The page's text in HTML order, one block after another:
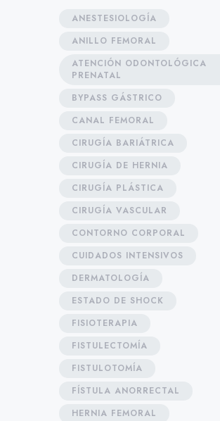
ANESTESIOLOGÍA
ANILLO FEMORAL
ATENCIÓN ODONTOLÓGICA
PRENATAL
BYPASS GÁSTRICO
CANAL FEMORAL
CIRUGÍA BARIÁTRICA
CIRUGÍA DE HERNIA
CIRUGÍA PLÁSTICA
CIRUGÍA VASCULAR
CONTORNO CORPORAL
CUIDADOS INTENSIVOS
DERMATOLOGÍA
ESTADO DE SHOCK
FISIOTERAPIA
FISTULECTOMÍA
FISTULOTOMÍA
FÍSTULA ANORRECTAL
HERNIA FEMORAL